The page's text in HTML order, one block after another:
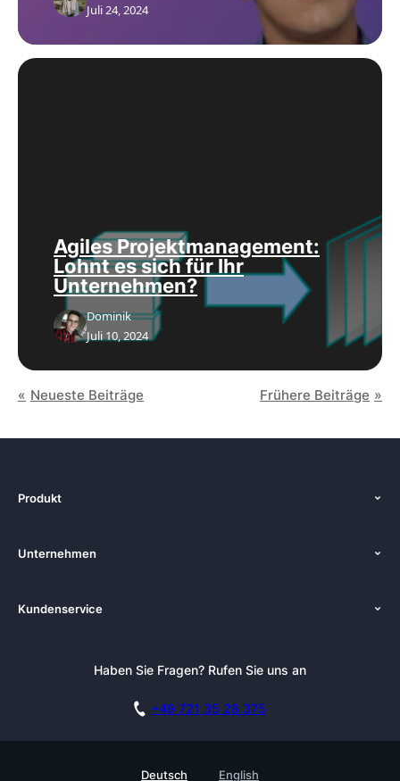
Juli 24, 2024
Agiles Projektmanagement:
Lohnt es sich für Ihr
Unternehmen?
Dominik
Juli 10, 2024
Neueste Beiträge Frühere Beiträge
Produkt
Funktionen
Kostenlose Beratung buchen
Kostenlos starten
Unternehmen
Zenkit in der Presse
Kundenservice
Haben Sie Fragen? Rufen Sie uns an
+49 721 35 28 375
Deutsch English